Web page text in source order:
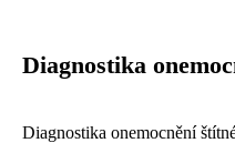
Diagnostika
Diagnostika onemocnění